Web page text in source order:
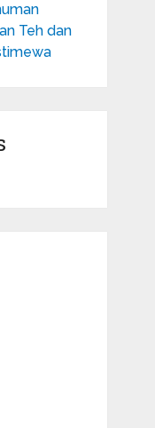
Teh dan